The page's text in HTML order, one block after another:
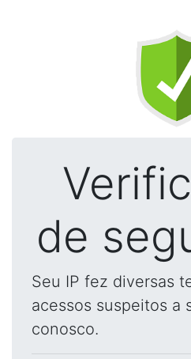
de
Seu IP fez diversas
acessos suspeitos a
conosco.